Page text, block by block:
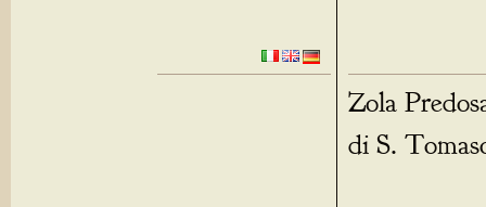
Zola
di S.